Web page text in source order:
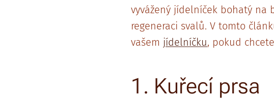
vyvážený jídelníček bohatý na
regeneraci svalů. V tomto
vašem jídelníčku, pokud
1. Kuřecí prsa